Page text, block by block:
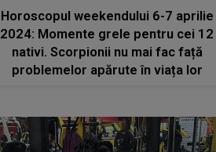
Horoscopul weekendului 6-7 aprilie
2024: Momente grele pentru cei 12
nativi. Scorpionii nu mai fac față
problemelor apărute în viața lor